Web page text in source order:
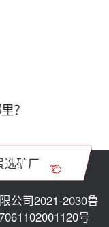
？
选矿厂
公司2021-2030鲁
号